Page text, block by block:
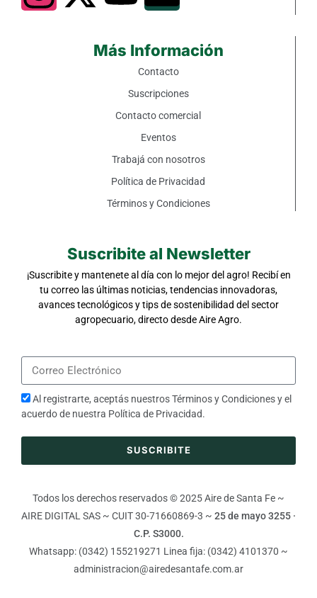
Más Información
Contacto
Suscripciones
Contacto comercial
Eventos
Trabajá con nosotros
Política de Privacidad
Términos y Condiciones
Suscribite al Newsletter
¡Suscribite y mantenete al día con lo mejor del agro! Recibí en
tu correo las últimas noticias, tendencias innovadoras,
avances tecnológicos y tips de sostenibilidad del sector
agropecuario, directo desde Aire Agro.
Al registrarte, aceptás nuestrosTérminos y Condicionesy el
acuerdo de nuestra Política de Privacidad.
SUSCRIBITE
Todos los derechos reservados © 2025 Aire de Santa Fe ~
AIRE DIGITAL SAS ~ CUIT 30-71660869-3 ~ 25 de mayo 3255 ·
C.P. S3000.
Whatsapp: (0342) 155219271 Linea fija: (0342) 4101370 ~
administracion@airedesantafe.com.ar